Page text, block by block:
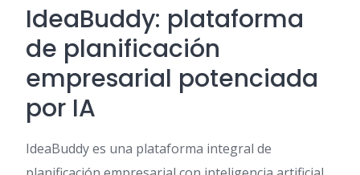
IdeaBuddy: plataforma
de planificación
empresarial potenciada
por IA
IdeaBuddy es una plataforma integral de